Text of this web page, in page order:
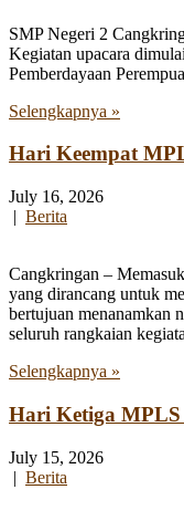
SMP Negeri 2
Kegiatan upacara
Pemberdayaan
Selengkapnya »
Hari Keempat
July 16, 2026
| Berita
Cangkringan –
yang dirancang untuk
bertujuan menanamkan
seluruh rangkaian
Selengkapnya »
Hari Ketiga MPLS
July 15, 2026
| Berita